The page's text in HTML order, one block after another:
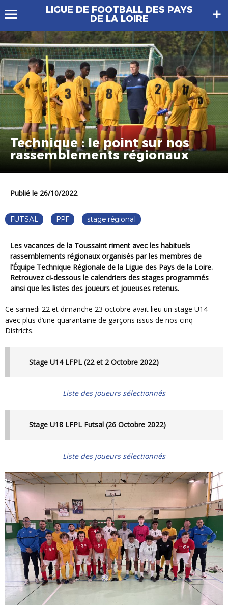
LIGUE DE FOOTBALL DES PAYS
DE LA LOIRE
Technique : le point sur nos
rassemblements régionaux
Publié le 26/10/2022
FUTSAL PPF stage régional
Les vacances de la Toussaint riment avec les habituels
rassemblements régionaux organisés par les membres de
l’Équipe Technique Régionale de la Ligue des Pays de la Loire.
Retrouvez ci-dessous le calendriers des stages programmés
ainsi que les listes des joueurs et joueuses retenus.
Ce samedi 22 et dimanche 23 octobre avait lieu un stage U14
avec plus d’une quarantaine de garçons issus de nos cinq
Districts.
Stage U14 LFPL (22 et 2 Octobre 2022)
Liste des joueurs sélectionnés
Stage U18 LFPL Futsal (26 Octobre 2022)
Liste des joueurs sélectionnés